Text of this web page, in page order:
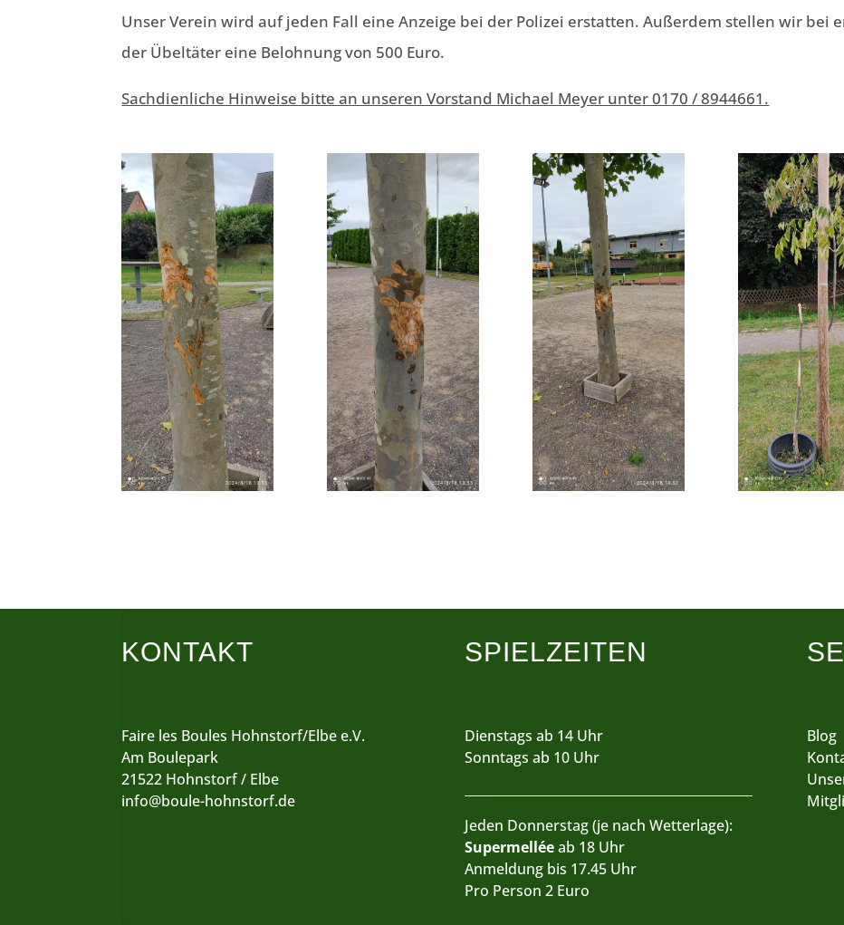
Unser Verein wird auf jeden Fall eine Anzeige bei der Polizei erstatten. Außerdem stellen wir bei
der Übeltäter eine Belohnung von 500 Euro.
Sachdienliche Hinweise bitte an unseren Vorstand Michael Meyer unter 0170 / 8944661.
KONTAKT
Faire les Boules Hohnstorf/Elbe e.V.
Am Boulepark
21522 Hohnstorf / Elbe
info@boule-hohnstorf.de
SPIELZEITEN
Dienstags ab 14 Uhr
Sonntags ab 10 Uhr
Jeden Donnerstag (je nach Wetterlage):
Supermelléeab 18 Uhr
Anmeldung bis 17.45 Uhr
Pro Person 2 Euro
Blog